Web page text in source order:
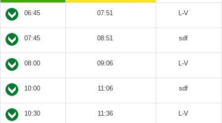
06:45 07:51 L-V
07:45 08:51 sdf
08:00 09:06 L-V
10:00 11:06 sdf
10:30 11:36 L-V